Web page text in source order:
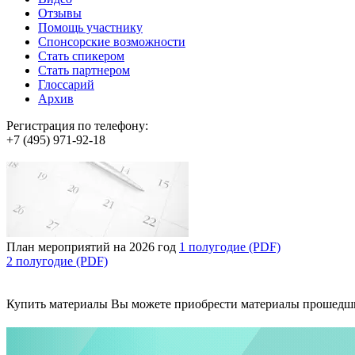
Отзывы
Помощь участнику
Спонсорские возможности
Стать спикером
Стать партнером
Глоссарий
Архив
Регистрация по телефону:
+7 (495) 971-92-18
План мероприятий на 2026 год 1 полугодие (PDF)
2 полугодие (PDF)
Купить материалы Вы можете приобрести материалы